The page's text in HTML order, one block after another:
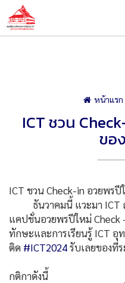
หน้าแรก
ICT ชวน
ขอ
ICT ชวน Check-in อวยพร
ธันวาคมนี้ แวะมา ICT ถ่
แคปชั่นอวยพรปีใหม่
ทักษะและการเรียนรู้ ICT อุ
ติด #ICT2024รับเลยของที่
กติกาดังนี้